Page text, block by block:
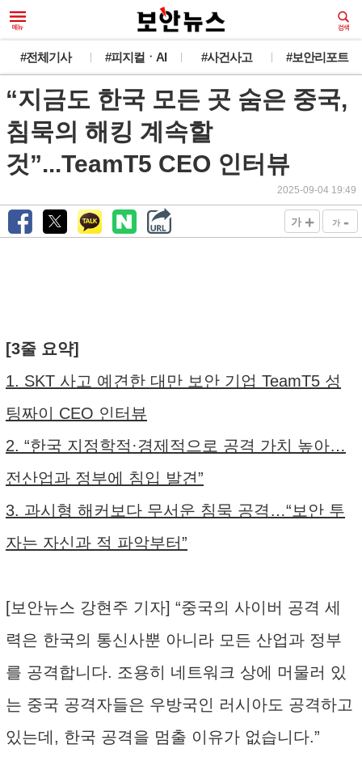
#전체기사 #피지컬ㆍAI #사건사고 #보안리포트
“지금도 한국 모든 곳 숨은 중국,
침묵의 해킹 계속할
것”...TeamT5 CEO 인터뷰
2025-09-04 19:49
가 + 가 -
[3줄 요약]
1. SKT 사고 예견한 대만 보안 기업 TeamT5 성
팅짜이 CEO 인터뷰
2. “한국 지정학적·경제적으로 공격 가치 높아…
전산업과 정부에 침입 발견”
3. 과시형 해커보다 무서운 침묵 공격…“보안 투
자는 자신과 적 파악부터”
[보안뉴스 강현주 기자] “중국의 사이버 공격 세
력은 한국의 통신사뿐 아니라 모든 산업과 정부
를 공격합니다. 조용히 네트워크 상에 머물러 있
는 중국 공격자들은 우방국인 러시아도 공격하고
있는데, 한국 공격을 멈출 이유가 없습니다.”